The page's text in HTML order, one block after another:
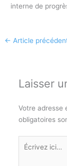
interne de
← Article
Laisser
Votre adresse
obligatoires
Écrivez